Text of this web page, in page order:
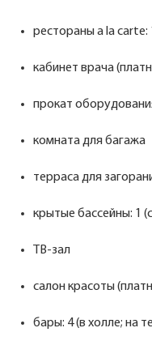
рестораны a la carte:
кабинет врача
прокат
комната для багажа
терраса для
крытые бассейны: 1
ТВ-зал
салон красоты
бары: 4 (в холле; на